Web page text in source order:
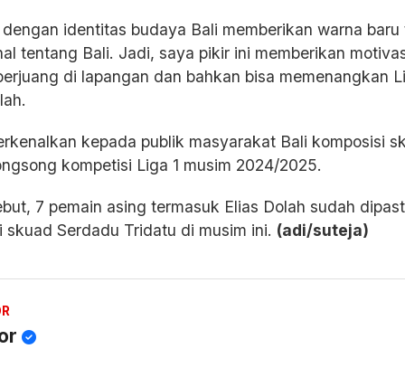
identitas budaya Bali memberikan warna
tentang Bali. Jadi, saya pikir ini memberikan
di lapangan dan bahkan bisa memenangkan
kepada publik masyarakat Bali komposisi
kompetisi Liga 1 musim 2024/2025.
7 pemain asing termasuk Elias Dolah sudah
skuad Serdadu Tridatu di musim ini. (adi/suteja)